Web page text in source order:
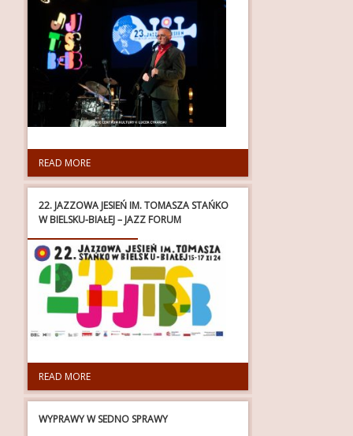
READ MORE
22. JAZZOWA JESIEŃ IM. TOMASZA STAŃKO
W BIELSKU-BIAŁEJ – JAZZ FORUM
READ MORE
WYPRAWY W SEDNO SPRAWY